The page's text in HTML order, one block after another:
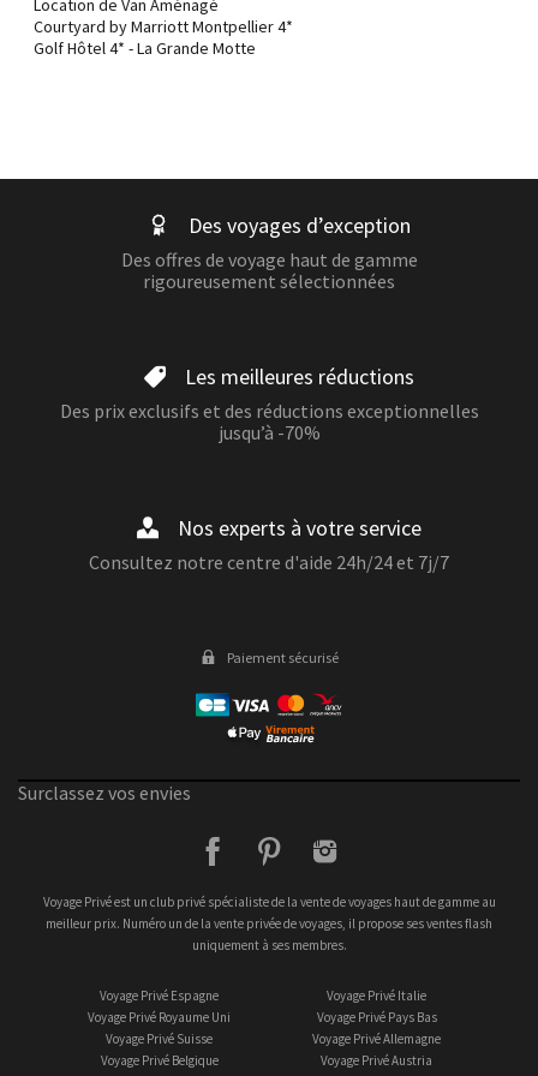
Location de Van Aménagé
Courtyard by Marriott Montpellier 4*
Golf Hôtel 4* - La Grande Motte
Des voyages d’exception
Des offres de voyage haut de gamme
rigoureusement sélectionnées
Les meilleures réductions
Des prix exclusifs et des réductions exceptionnelles
jusqu’à -70%
Nos experts à votre service
Consultez notre centre d'aide 24h/24 et 7j/7
Paiement sécurisé
Surclassez vos envies
Voyage Privé est un club privé spécialiste de la vente de voyages haut de gamme au
meilleur prix. Numéro un de la vente privée de voyages, il propose ses ventes flash
uniquement à ses membres.
Voyage Privé Espagne
Voyage Privé Italie
Voyage Privé Royaume Uni
Voyage Privé Pays Bas
Voyage Privé Suisse
Voyage Privé Allemagne
Voyage Privé Belgique
Voyage Privé Austria